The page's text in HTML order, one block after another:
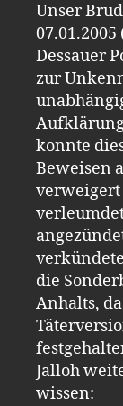
Unser
Dessauer
zur
konnte
Beweisen
die
Anhalts,
Jalloh
wissen: